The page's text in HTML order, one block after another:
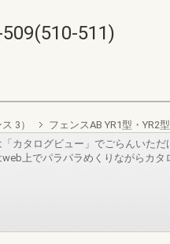
511)
3） フェンスAB YR1型・YR2型
カタログビュー」でごらんいただ
上でパラパラめくりながらカタ